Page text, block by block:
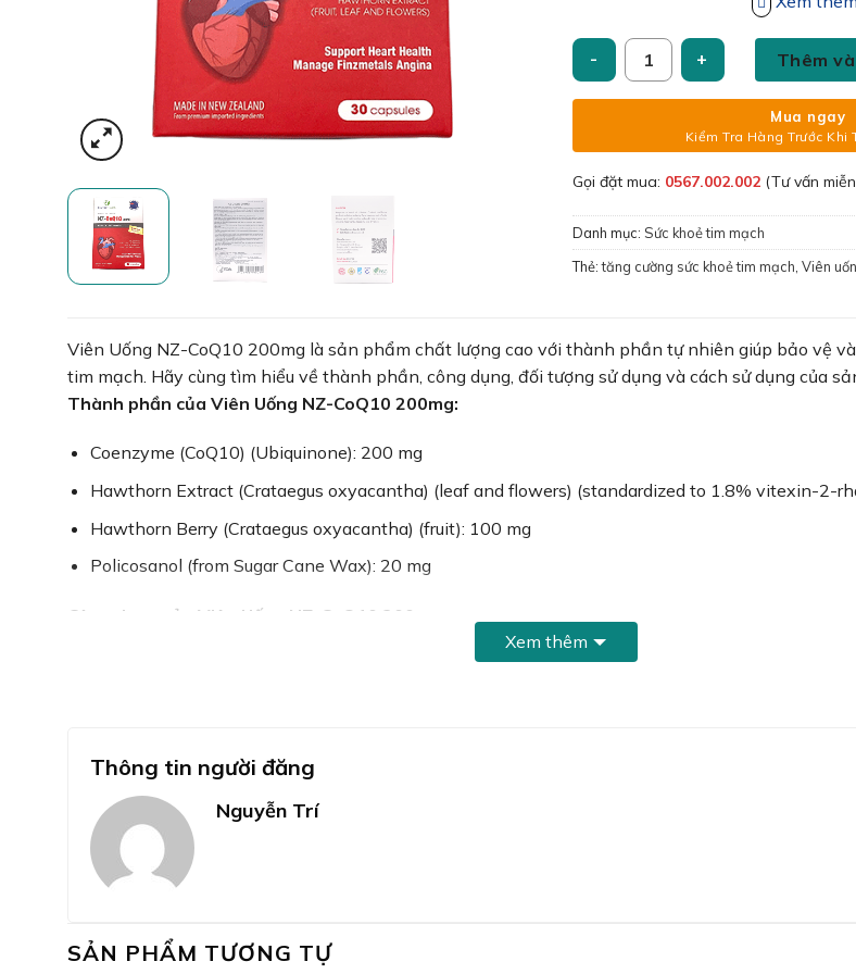
Viên uống NZ-CoQ10 tăng cường
Thêm
Mua ngay
Kiểm Tra Hàng Trước Khi
Gọi đặt mua: 0567.002.002(Tư vấn
Danh mục: Sức khoẻ tim mạch
Thẻ:tăng cường sức khoẻ tim mạch, Viên
Viên Uống NZ-CoQ10 200mg là sản phẩm chất lượng cao với thành phần tự nhiên giúp bảo vệ
tim mạch. Hãy cùng tìm hiểu về thành phần, công dụng, đối tượng sử dụng và cách sử dụng của
Thành phần của Viên Uống NZ-CoQ10 200mg:
Coenzyme (CoQ10) (Ubiquinone): 200 mg
Hawthorn Extract (Crataegus oxyacantha) (leaf and flowers) (standardized to 1.8% vitexin-2-
Hawthorn Berry (Crataegus oxyacantha) (fruit): 100 mg
Policosanol (from Sugar Cane Wax): 20 mg
Công dụng của Viên Uống NZ-CoQ10 200mg:
Coenzyme (CoQ10) là một dưỡng chất quan trọng
làm giảm nguy cơ xơ vữa động mạch, làm dịu các triệu chứng tim mạch.
Phòng và hỗ trợ cải thiện các bệnh tim mạch:
máu cơ tim, nhồi máu cơ tim, cao huyết áp.
Hỗ trợ kiểm soát mỡ máu:
HDL, và giảm Triglyceride, giúp kiểm soát mỡ máu.
và giảm nguy cơ các vấn đề liên quan đến đột quỵ và tai biến mạch máu não.
Xem thêm
Thông tin người đăng
Nguyễn Trí
SẢN PHẨM TƯƠNG TỰ